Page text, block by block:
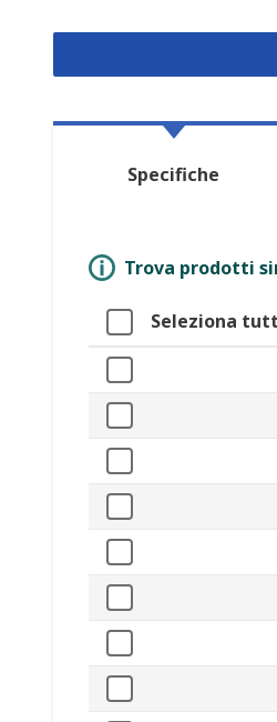
Specifiche
Trova prodotti
Seleziona